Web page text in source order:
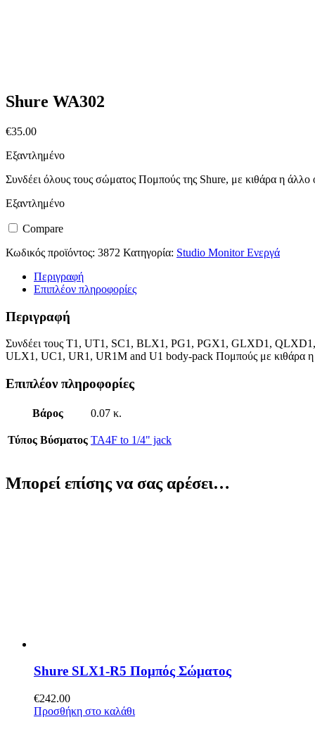
Shure WA302
€35.00
Εξαντλημένο
Συνδέει όλους τους σώματος Πομπούς της Shure, με κιθάρα η άλλο
Εξαντλημένο
Compare
Κωδικός προϊόντος: 3872 Κατηγορία: Studio Monitor Ενεργά
Περιγραφή
Επιπλέον πληροφορίες
Περιγραφή
Συνδέει τους T1, UT1, SC1, BLX1, PG1, PGX1, GLXD1,
ULX1, UC1, UR1, UR1M and U1 body-pack Πομπούς με κιθάρα η
Επιπλέον πληροφορίες
Βάρος 0.07 κ.
Τύπος Βύσματος TA4F to 1/4" jack
Μπορεί επίσης να σας αρέσει…
Shure SLX1-R5 Πομπός Σώματος
€242.00
Προσθήκη στο καλάθι